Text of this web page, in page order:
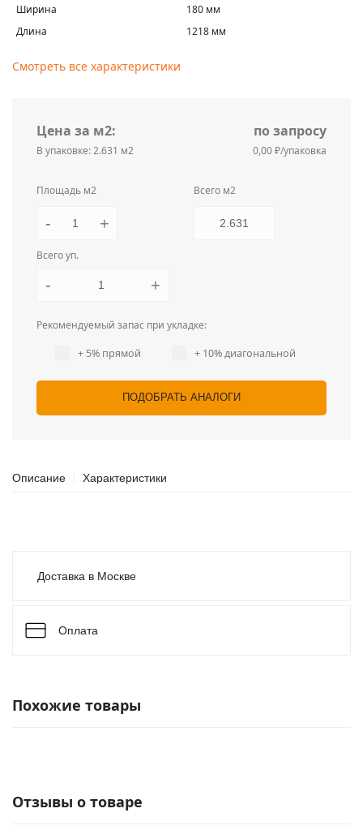
Ширина
180 мм
Длина
1218 мм
Смотреть все характеристики
Цена за м2: по запросу
В упаковке: 2.631 м2 0,00 ₽/упаковка
Площадь м2
- +
Всего м2
Всего уп.
- +
Рекомендуемый запас при укладке:
+ 5% прямой + 10% диагональной
ПОДОБРАТЬ АНАЛОГИ
Описание Характеристики
Доставка в Москве
Оплата
Похожие товары
Отзывы о товаре